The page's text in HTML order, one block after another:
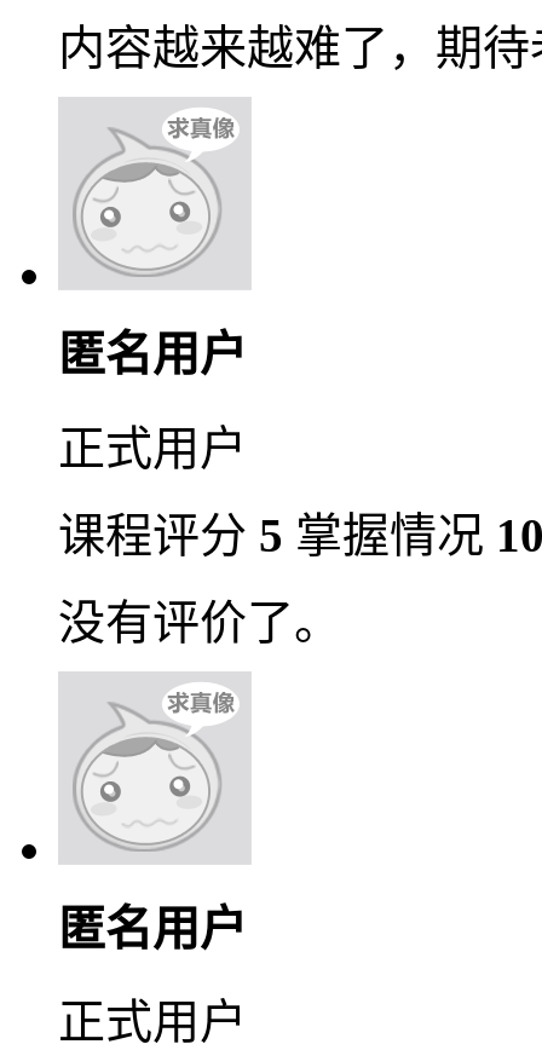
内容越来越难了，期
匿名用户
正式用户
课程评分 5 掌握情况
没有评价了。
匿名用户
正式用户